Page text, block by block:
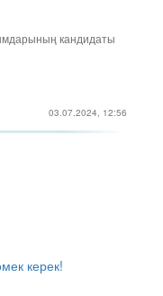
кандидаты
03.07.2024, 12:56
керек!